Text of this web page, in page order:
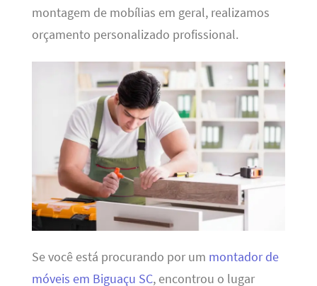
montagem de mobílias em geral, realizamos
orçamento personalizado profissional.
Se você está procurando por um montador de
móveis em Biguaçu SC, encontrou o lugar